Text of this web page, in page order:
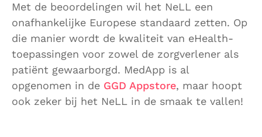
Met de beoordelingen wil het NeLL een
onafhankelijke Europese standaard zetten. Op
die manier wordt de kwaliteit van eHealth-
toepassingen voor zowel de zorgverlener als
patiënt gewaarborgd. MedApp is al
opgenomen in de GGD Appstore, maar hoopt
ook zeker bij het NeLL in de smaak te vallen!